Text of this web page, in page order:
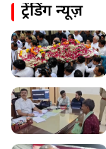
ट्रेंडिंग न्यूज़